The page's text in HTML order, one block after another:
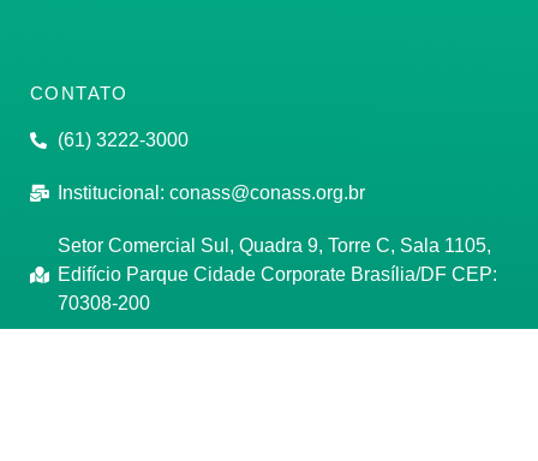
CONTATO
(61) 3222-3000
Institucional: conass@conass.org.br
Setor Comercial Sul, Quadra 9, Torre C, Sala 1105,
Edifício Parque Cidade Corporate Brasília/DF CEP:
70308-200